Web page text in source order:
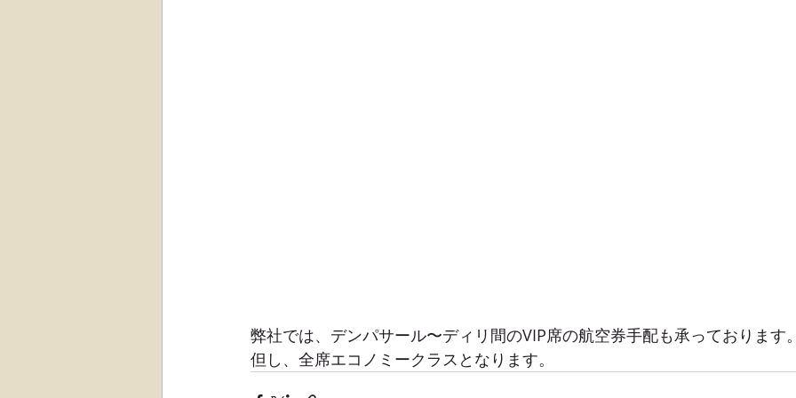
弊社では、デンパサール〜ディリ間のVIP席の航空券手配も承っております
但し、全席エコノミークラスとなります。